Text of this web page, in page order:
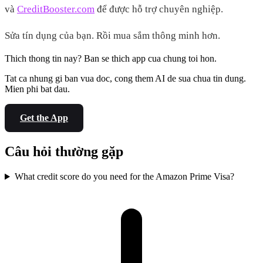
và CreditBooster.com để được hỗ trợ chuyên nghiệp.
Sửa tín dụng của bạn. Rồi mua sắm thông minh hơn.
Thich thong tin nay? Ban se thich app cua chung toi hon.
Tat ca nhung gi ban vua doc, cong them AI de sua chua tin dung.
Mien phi bat dau.
Get the App
Câu hỏi thường gặp
What credit score do you need for the Amazon Prime Visa?